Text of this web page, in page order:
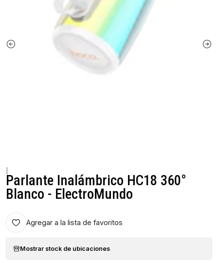
Parlante Inalámbrico HC18 360°
Blanco - ElectroMundo
Agregar a la lista de favoritos
Mostrar stock de ubicaciones